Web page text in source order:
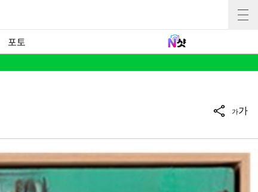
포토
가가